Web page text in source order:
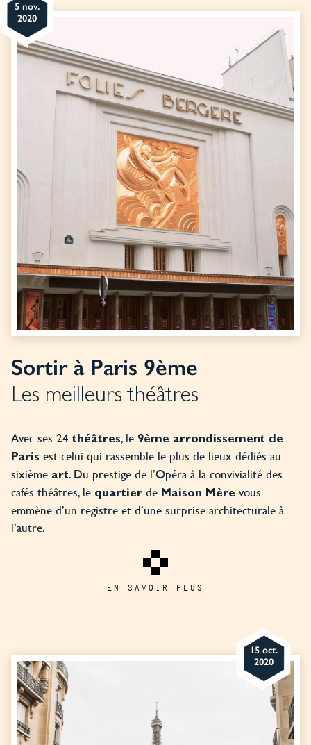
Sortir à Paris 9ème
Les meilleurs théâtres
Avec ses 24 théâtres, le 9ème arrondissement de
Paris est celui qui rassemble le plus de lieux dédiés au
sixième art. Du prestige de l’Opéra à la convivialité des
cafés théâtres, le quartier de Maison Mère vous
emmène d’un registre et d’une surprise architecturale à
l’autre.
EN SAVOIR PLUS
5 nov.
2020
15 oct.
2020